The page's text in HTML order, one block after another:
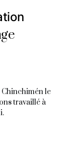
le
travaillé à